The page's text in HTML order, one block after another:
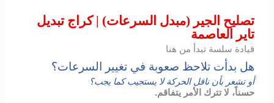
تصليح الجير (مبدل السرعات) | كراج تبديل
تاير العاصمة
قيادة سلسة تبدأ من هنا
هل بدأت تلاحظ صعوبة في تغيير السرعات؟
أو تشعر بأن ناقل الحركة لا يستجيب كما يجب؟
حسناً، لا تترك الأمر يتفاقم.